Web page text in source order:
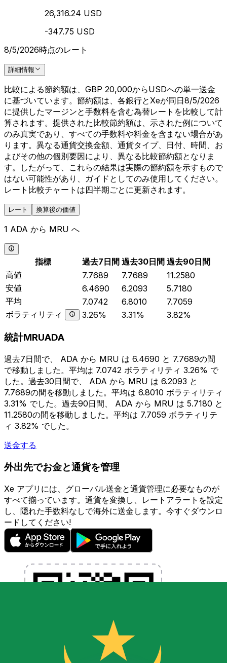
26,316.24 USD
-347.75 USD
8/5/2026時点のレート
詳細情報
比較による節約額は、GBP 20,000からUSDへの単一送金
に基づいています。節約額は、各銀行とXeが同日8/5/2026
に提供したマージンと手数料を含む為替レートを比較して計
算されます。提供された比較節約額は、示された例について
のみ真実であり、すべての手数料や料金を含まない場合があ
ります。異なる通貨交換金額、通貨タイプ、日付、時間、お
よびその他の個別要因により、異なる比較節約額となりま
す。したがって、これらの結果は実際の節約額を示すもので
はない可能性があり、ガイドとしてのみ使用してください。
レート比較チャートは四半期ごとに更新されます。
レート 換算後の価値
1 ADA から MRU へ
指標 過去7日間 過去30日間 過去90日間
高値
7.7689 7.7689
11.2580
安値
6.4690 6.2093
5.7180
平均
7.0742 6.8010
7.7059
ボラティリティ
3.26% 3.31% 3.82%
統計MRUADA
過去7日間で、 ADA から MRU は 6.4690 と 7.7689の間
で移動しました。平均は 7.0742 ボラティリティ 3.26% で
した。過去30日間で、 ADA から MRU は 6.2093 と
7.7689の間を移動しました。平均は 6.8010 ボラティリティ
3.31% でした。過去90日間、 ADA から MRU は 5.7180 と
11.2580の間を移動しました。平均は 7.7059 ボラティリテ
ィ 3.82% でした。
送金する
外出先でお金と通貨を管理
Xe アプリには、グローバル送金と通貨管理に必要なものが
すべて揃っています。通貨を変換し、レートアラートを設定
し、隠れた手数料なしで海外に送金します。今すぐダウンロ
ードしてください!